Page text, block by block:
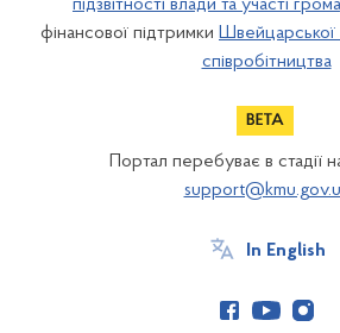
підзвітності влади та участі
фінансової підтримки Швейцарської
співробітництва
Портал перебуває в стадії
In English